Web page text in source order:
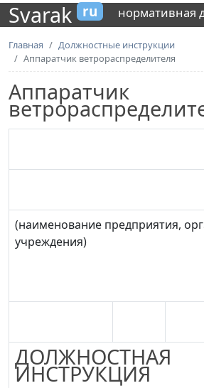
Svarak ru нормативная
Главная
Должностные инструкции
Аппаратчик ветрораспределителя
Аппаратчик
(наименование предприятия,
учреждения)
ДОЛЖНОСТНАЯ
ИНСТРУКЦИЯ